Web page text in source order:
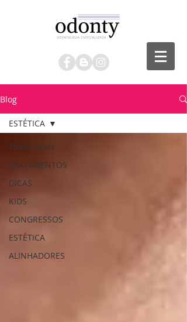
Blog
Todos posts
TRATAMENTOS
DICAS
KIDS
CONGRESSOS
ESTÉTICA
ALINHADORES
ESTÉTICA